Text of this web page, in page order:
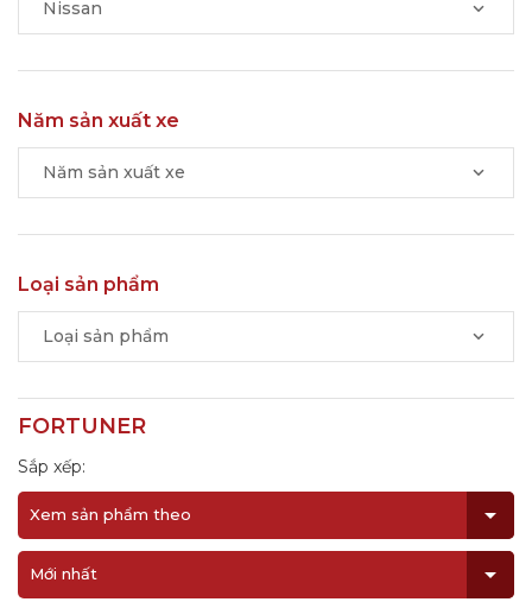
Nissan
Năm sản xuất xe
Năm sản xuất xe
Loại sản phẩm
Loại sản phẩm
FORTUNER
Sắp xếp:
Xem sản phẩm theo
Mới nhất